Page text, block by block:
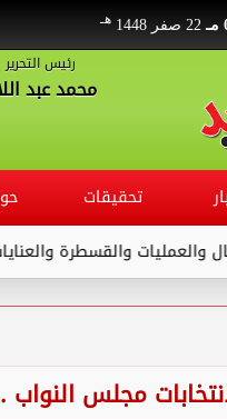
22 صفر 1448 هـ
رئيس التحرير
محمد عبد
تحقيقات
والعنايات بالمستشفى ...
مجلس